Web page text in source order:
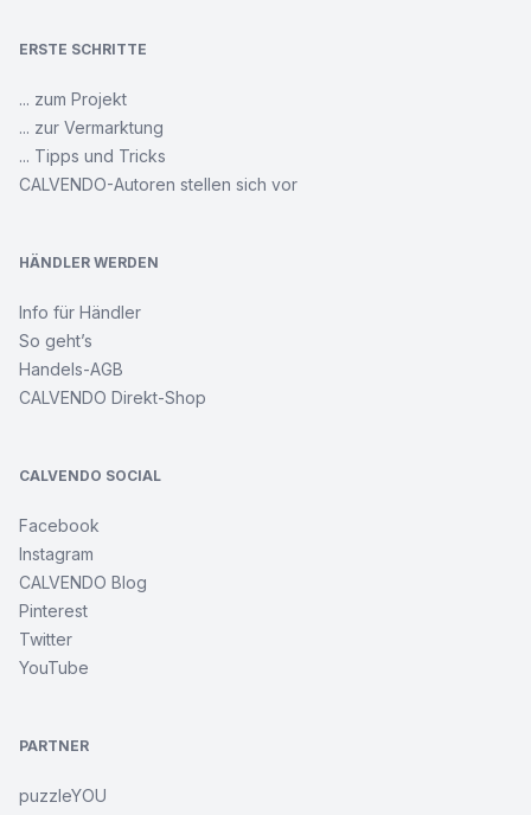
ERSTE SCHRITTE
... zum Projekt
... zur Vermarktung
... Tipps und Tricks
CALVENDO-Autoren stellen sich vor
HÄNDLER WERDEN
Info für Händler
So geht’s
Handels-AGB
CALVENDO Direkt-Shop
CALVENDO SOCIAL
Facebook
Instagram
CALVENDO Blog
Pinterest
Twitter
YouTube
PARTNER
puzzleYOU